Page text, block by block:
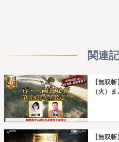
関連
【無双
（火）
【無双